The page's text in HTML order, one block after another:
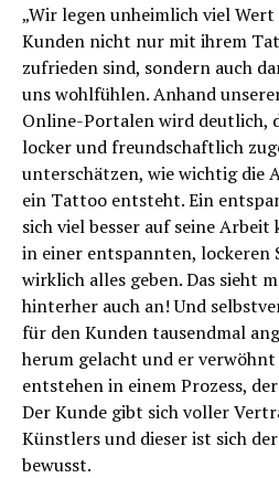
„Wir legen unheimlich viel Wert
Kunden nicht nur mit ihrem
zufrieden sind, sondern auch
uns wohlfühlen. Anhand
Online-Portalen wird deutlich,
locker und freundschaftlich
unterschätzen, wie wichtig die
ein Tattoo entsteht. Ein
sich viel besser auf seine
in einer entspannten, lockeren
wirklich alles geben. Das sieht
hinterher auch an! Und
für den Kunden tausendmal
herum gelacht und er
entstehen in einem Prozess,
Der Kunde gibt sich voller
Künstlers und dieser ist sich
bewusst.